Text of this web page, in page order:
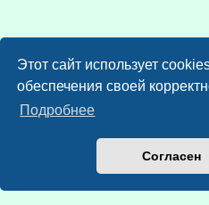
Этот сайт использует
обеспечения своей
Подробнее
Согласен